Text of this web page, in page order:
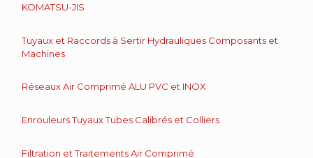
KOMATSU-JIS
Tuyaux et Raccords à Sertir Hydrauliques Composants et
Machines
Réseaux Air Comprimé ALU PVC et INOX
Enrouleurs Tuyaux Tubes Calibrés et Colliers
Filtration et Traitements Air Comprimé